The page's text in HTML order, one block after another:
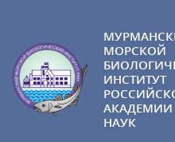
МОРСКОЙ
ИНСТИТУТ
АКАДЕМИИ
НАУК